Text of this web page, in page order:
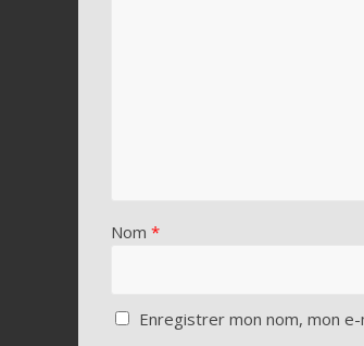
Nom *
Enregistrer mon nom, mon